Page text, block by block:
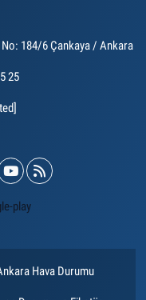
184/6 Çankaya / Ankara
25
Hava Durumu